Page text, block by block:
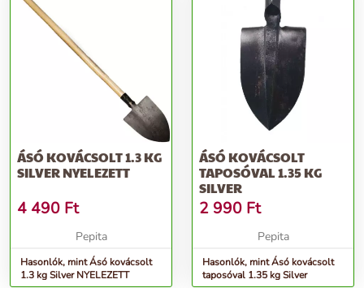
ÁSÓ KOVÁCSOLT 1.3 KG
SILVER NYELEZETT
4 490 Ft
Pepita
Hasonlók, mint Ásó kovácsolt
1.3 kg Silver NYELEZETT
ÁSÓ KOVÁCSOLT
TAPOSÓVAL 1.35 KG
SILVER
2 990 Ft
Pepita
Hasonlók, mint Ásó kovácsolt
taposóval 1.35 kg Silver